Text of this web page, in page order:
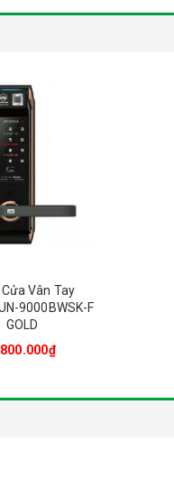
Cửa Vân Tay
9000BWSK-F
GOLD